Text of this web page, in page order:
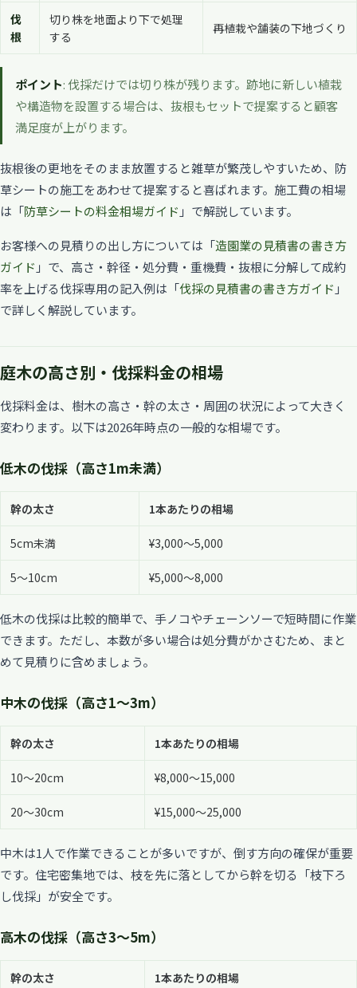
伐
根
切り株を地面より下で処理
する
再植栽や舗装の下地づくり
ポイント: 伐採だけでは切り株が残ります。跡地に新しい植栽
や構造物を設置する場合は、抜根もセットで提案すると顧客
満足度が上がります。
抜根後の更地をそのまま放置すると雑草が繁茂しやすいため、防
草シートの施工をあわせて提案すると喜ばれます。施工費の相場
は「防草シートの料金相場ガイド 」で解説しています。
お客様への見積りの出し方については「造園業の見積書の書き方
ガイド 」で、高さ・幹径・処分費・重機費・抜根に分解して成約
率を上げる伐採専用の記入例は「伐採の見積書の書き方ガイド 」
で詳しく解説しています。
庭木の高さ別・伐採料金の相場
伐採料金は、樹木の高さ・幹の太さ・周囲の状況によって大きく
変わります。以下は2026年時点の一般的な相場です。
低木の伐採（高さ1m未満）
幹の太さ 1本あたりの相場
5cm未満 ¥3,000〜5,000
5〜10cm ¥5,000〜8,000
低木の伐採は比較的簡単で、手ノコやチェーンソーで短時間に作業
できます。ただし、本数が多い場合は処分費がかさむため、まと
めて見積りに含めましょう。
中木の伐採（高さ1〜3m）
幹の太さ 1本あたりの相場
10〜20cm ¥8,000〜15,000
20〜30cm ¥15,000〜25,000
中木は1人で作業できることが多いですが、倒す方向の確保が重要
です。住宅密集地では、枝を先に落としてから幹を切る「枝下ろ
し伐採」が安全です。
高木の伐採（高さ3〜5m）
幹の太さ 1本あたりの相場